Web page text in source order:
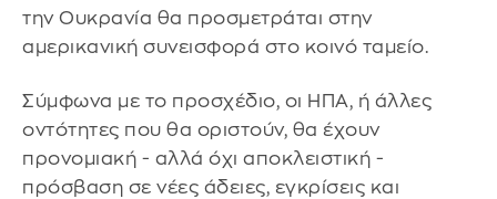
την Ουκρανία θα προσμετράται στην
αμερικανική συνεισφορά στο κοινό ταμείο.
Σύμφωνα με το προσχέδιο, οι ΗΠΑ, ή άλλες
οντότητες που θα οριστούν, θα έχουν
προνομιακή - αλλά όχι αποκλειστική -
πρόσβαση σε νέες άδειες, εγκρίσεις και